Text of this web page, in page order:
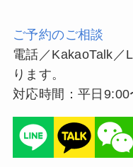
ご予約のご相談
電話／KakaoTalk／
ります。
対応時間：平日